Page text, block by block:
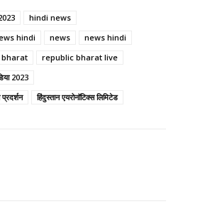
hindi news
hindi news
news hindi
republic bharat live
2023
प्रदर्शन हिंदुस्तान एयरोनॉटिक्स लिमिटेड